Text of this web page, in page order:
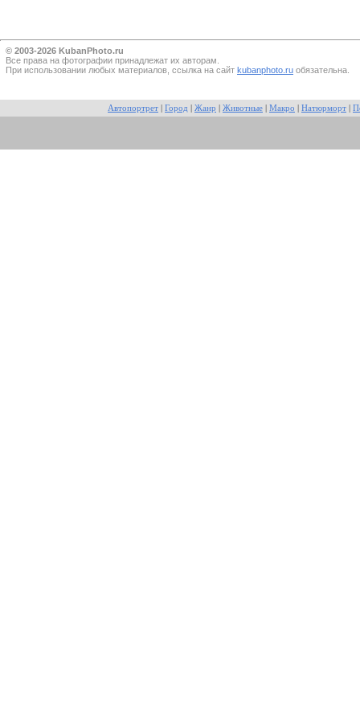
© 2003-2026 KubanPhoto.ru
Все прaва на фотографии принадлежат их авторам.
При использовании любых материалов, ссылка на сайт kubanphoto.ru обязательна.
Автопортрет Город Жанр Животные Макро Натюрморт